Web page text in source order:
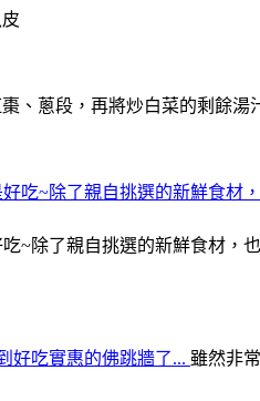
、蔥段，再將炒白菜的剩餘湯
~除了親自挑選的新鮮食材，
雖然非